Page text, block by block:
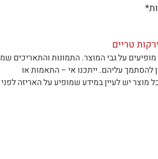
טריים
על גבי המוצר.התמונות והתאריכים
להסתמך עליהם.ייתכנו אי – התאמות או
מוצר יש לעיין במידע שמופיע על האריזה לפני